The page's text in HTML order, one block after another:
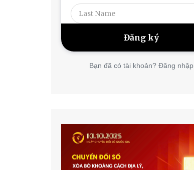
Bạn đã có tài khoản? Đăng nhập